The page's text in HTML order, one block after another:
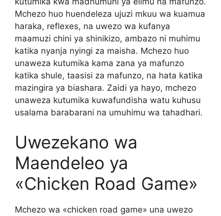
Mchezo huo huendeleza ujuzi mkuu wa kuamua
haraka, reflexes, na uwezo wa kufanya
maamuzi chini ya shinikizo, ambazo ni muhimu
katika nyanja nyingi za maisha. Mchezo huo
unaweza kutumika kama zana ya mafunzo
katika shule, taasisi za mafunzo, na hata katika
mazingira ya biashara. Zaidi ya hayo, mchezo
unaweza kutumika kuwafundisha watu kuhusu
usalama barabarani na umuhimu wa tahadhari.
Uwezekano wa
Maendeleo ya
«Chicken Road Game»
Mchezo wa «chicken road game» una uwezo